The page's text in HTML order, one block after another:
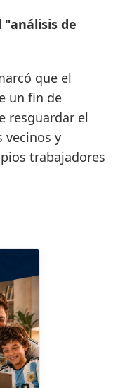
de
que el
un fin de
resguardar el
vecinos y
trabajadores